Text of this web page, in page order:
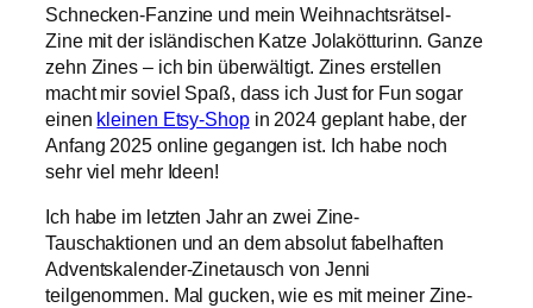
Schnecken-Fanzine und mein Weihnachtsrätsel-
Zine mit der isländischen Katze Jolakötturinn. Ganze
zehn Zines – ich bin überwältigt. Zines erstellen
macht mir soviel Spaß, dass ich Just for Fun sogar
einen kleinen Etsy-Shopin 2024 geplant habe, der
Anfang 2025 online gegangen ist. Ich habe noch
sehr viel mehr Ideen!
Ich habe im letzten Jahr an zwei Zine-
Tauschaktionen und an dem absolut fabelhaften
Adventskalender-Zinetausch von Jenni
teilgenommen. Mal gucken, wie es mit meiner Zine-